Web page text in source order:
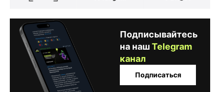
Подписывайтесь
на нашTelegram
канал
Подписаться